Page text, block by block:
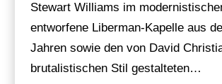
Stewart Williams im
entworfene Liberman-Kapelle aus
Jahren sowie den von David
brutalistischen Stil gestalteten…